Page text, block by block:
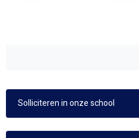
Solliciteren in onze school